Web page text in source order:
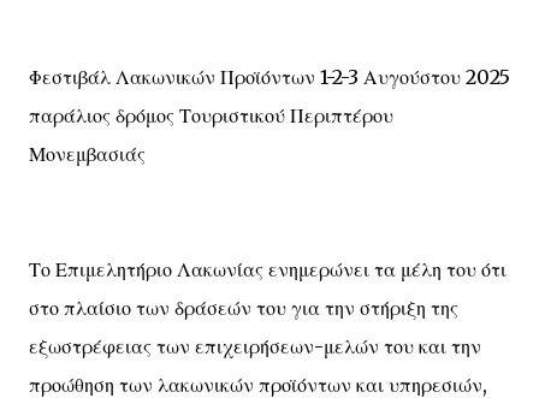
Φεστιβάλ Λακωνικών Προϊόντων 1-2-3 Αυγούστου 2025
παράλιος δρόμος Τουριστικού Περιπτέρου
Μονεμβασιάς
Το Επιμελητήριο Λακωνίας ενημερώνει τα μέλη του ότι
στο πλαίσιο των δράσεών του για την στήριξη της
εξωστρέφειας των επιχειρήσεων-μελών του και την
προώθηση των λακωνικών προϊόντων και υπηρεσιών,